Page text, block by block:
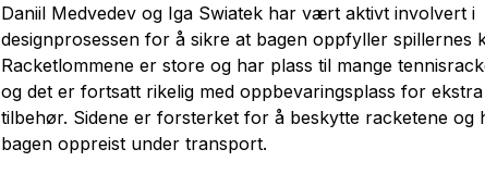
Daniil Medvedev og Iga Swiatek har vært aktivt involvert i
designprosessen for å sikre at bagen oppfyller spillernes
Racketlommene er store og har plass til mange
og det er fortsatt rikelig med oppbevaringsplass for ekstra
tilbehør. Sidene er forsterket for å beskytte racketene og
bagen oppreist under transport.